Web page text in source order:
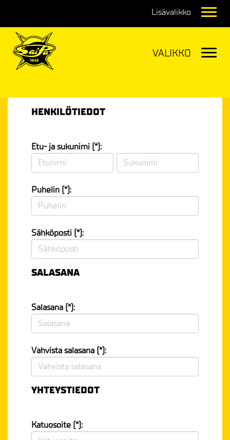
HENKILÖTIEDOT
Etu- ja sukunimi (*):
Puhelin (*):
Sähköposti (*):
SALASANA
Salasana (*):
Vahvista salasana (*):
YHTEYSTIEDOT
Katuosoite (*):